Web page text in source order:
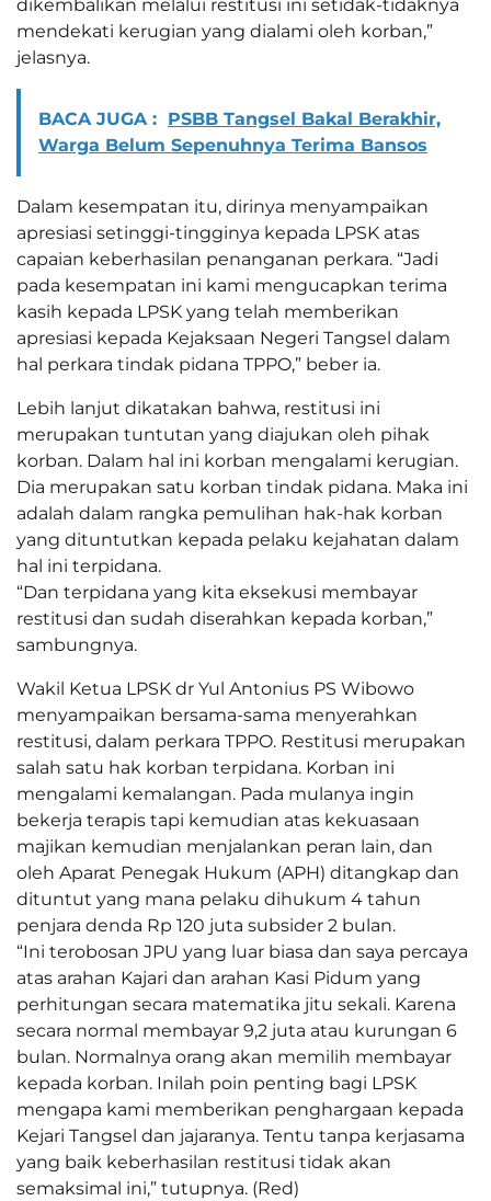
dikembalikan melalui restitusi ini setidak-tidaknya
mendekati kerugian yang dialami oleh korban,”
jelasnya.
BACA JUGA : PSBB Tangsel Bakal Berakhir,
Warga Belum Sepenuhnya Terima Bansos
Dalam kesempatan itu, dirinya menyampaikan
apresiasi setinggi-tingginya kepada LPSK atas
capaian keberhasilan penanganan perkara. “Jadi
pada kesempatan ini kami mengucapkan terima
kasih kepada LPSK yang telah memberikan
apresiasi kepada Kejaksaan Negeri Tangsel dalam
hal perkara tindak pidana TPPO,” beber ia.
Lebih lanjut dikatakan bahwa, restitusi ini
merupakan tuntutan yang diajukan oleh pihak
korban. Dalam hal ini korban mengalami kerugian.
Dia merupakan satu korban tindak pidana. Maka ini
adalah dalam rangka pemulihan hak-hak korban
yang dituntutkan kepada pelaku kejahatan dalam
hal ini terpidana.
“Dan terpidana yang kita eksekusi membayar
restitusi dan sudah diserahkan kepada korban,”
sambungnya.
Wakil Ketua LPSK dr Yul Antonius PS Wibowo
menyampaikan bersama-sama menyerahkan
restitusi, dalam perkara TPPO. Restitusi merupakan
salah satu hak korban terpidana. Korban ini
mengalami kemalangan. Pada mulanya ingin
bekerja terapis tapi kemudian atas kekuasaan
majikan kemudian menjalankan peran lain, dan
oleh Aparat Penegak Hukum (APH) ditangkap dan
dituntut yang mana pelaku dihukum 4 tahun
penjara denda Rp 120 juta subsider 2 bulan.
“Ini terobosan JPU yang luar biasa dan saya percaya
atas arahan Kajari dan arahan Kasi Pidum yang
perhitungan secara matematika jitu sekali. Karena
secara normal membayar 9,2 juta atau kurungan 6
bulan. Normalnya orang akan memilih membayar
kepada korban. Inilah poin penting bagi LPSK
mengapa kami memberikan penghargaan kepada
Kejari Tangsel dan jajaranya. Tentu tanpa kerjasama
yang baik keberhasilan restitusi tidak akan
semaksimal ini,” tutupnya. (Red)